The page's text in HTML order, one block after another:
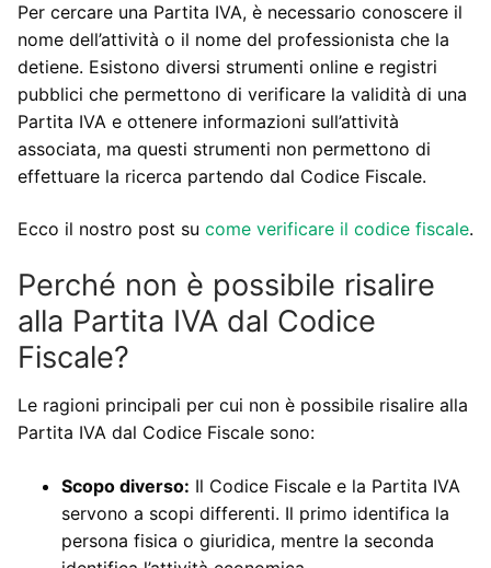
Per cercare una Partita IVA, è necessario conoscere il
nome dell’attività o il nome del professionista che la
detiene. Esistono diversi strumenti online e registri
pubblici che permettono di verificare la validità di una
Partita IVA e ottenere informazioni sull’attività
associata, ma questi strumenti non permettono di
effettuare la ricerca partendo dal Codice Fiscale.
Ecco il nostro post su come verificare il codice fiscale.
Perché non è possibile risalire
alla Partita IVA dal Codice
Fiscale?
Le ragioni principali per cui non è possibile risalire alla
Partita IVA dal Codice Fiscale sono:
Scopo diverso: Il Codice Fiscale e la Partita IVA
servono a scopi differenti. Il primo identifica la
persona fisica o giuridica, mentre la seconda